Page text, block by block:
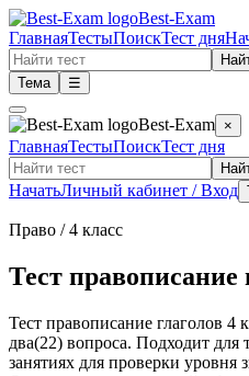
Best-Exam
ГлавнаяТестыПоискТест дня
Тема
☰
Best-Exam ×
ГлавнаяТестыПоискТест дня
НачатьЛичный кабинет / Вход
Право / 4 класс
Тест правописание
Тест правописание глаголов 4
два(22) вопроса. Подходит для
занятиях для проверки уровня